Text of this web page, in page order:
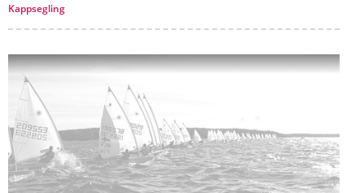
Kappsegling